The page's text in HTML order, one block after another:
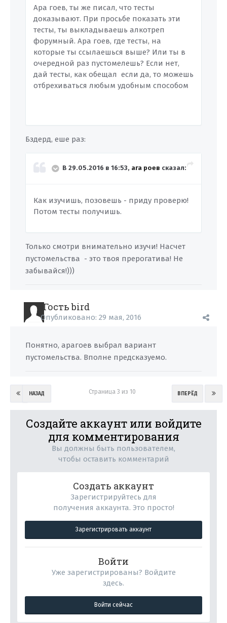
Ара гоев, ты же писал, что тесты
доказывают. При просьбе показать эти
тесты, ты выкладываешь алкотреп
форумный. Ара гоев, где тесты, на
которые ты ссылаешься выше? Или ты в
очередной раз пустомелешь? Если нет,
дай тесты, как обещал если да, то можешь
отбрехиваться любым удобным способом
Бздерд, еше раз:
В 29.05.2016 в 16:53, ага роев сказал:
Как изучишь, позовешь - приду проверю!
Потом тесты получишь.
Только смотри внимательно изучи! Насчет
пустомельства - это твоя прерогатива! Не
забывайся!)))
Гость bird
Опубликовано: 29 мая, 2016
Понятно, арагоев выбрал вариант
пустомельства. Вполне предсказуемо.
НАЗАД ВПЕРЁД
Страница 3 из 10
Создайте аккаунт или войдите
для комментирования
Вы должны быть пользователем,
чтобы оставить комментарий
Создать аккаунт
Зарегистрируйтесь для
получения аккаунта. Это просто!
Зарегистрировать аккаунт
Войти
Уже зарегистрированы? Войдите
здесь.
Войти сейчас